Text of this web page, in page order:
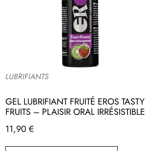
LUBRIFIANTS
GEL LUBRIFIANT FRUITÉ EROS TASTY
FRUITS – PLAISIR ORAL IRRÉSISTIBLE
11,90 €